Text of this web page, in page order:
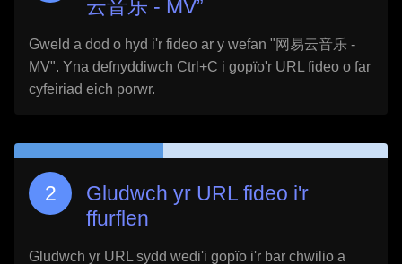
云音乐 - MV”
Gweld a dod o hyd i'r fideo ar y wefan "网易云音乐 -
MV". Yna defnyddiwch Ctrl+C i gopïo'r URL fideo o far
cyfeiriad eich porwr.
Gludwch yr URL fideo i'r
ffurflen
Gludwch yr URL sydd wedi'i gopïo i'r bar chwilio a